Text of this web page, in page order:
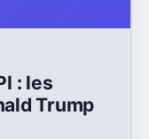
: les
Trump